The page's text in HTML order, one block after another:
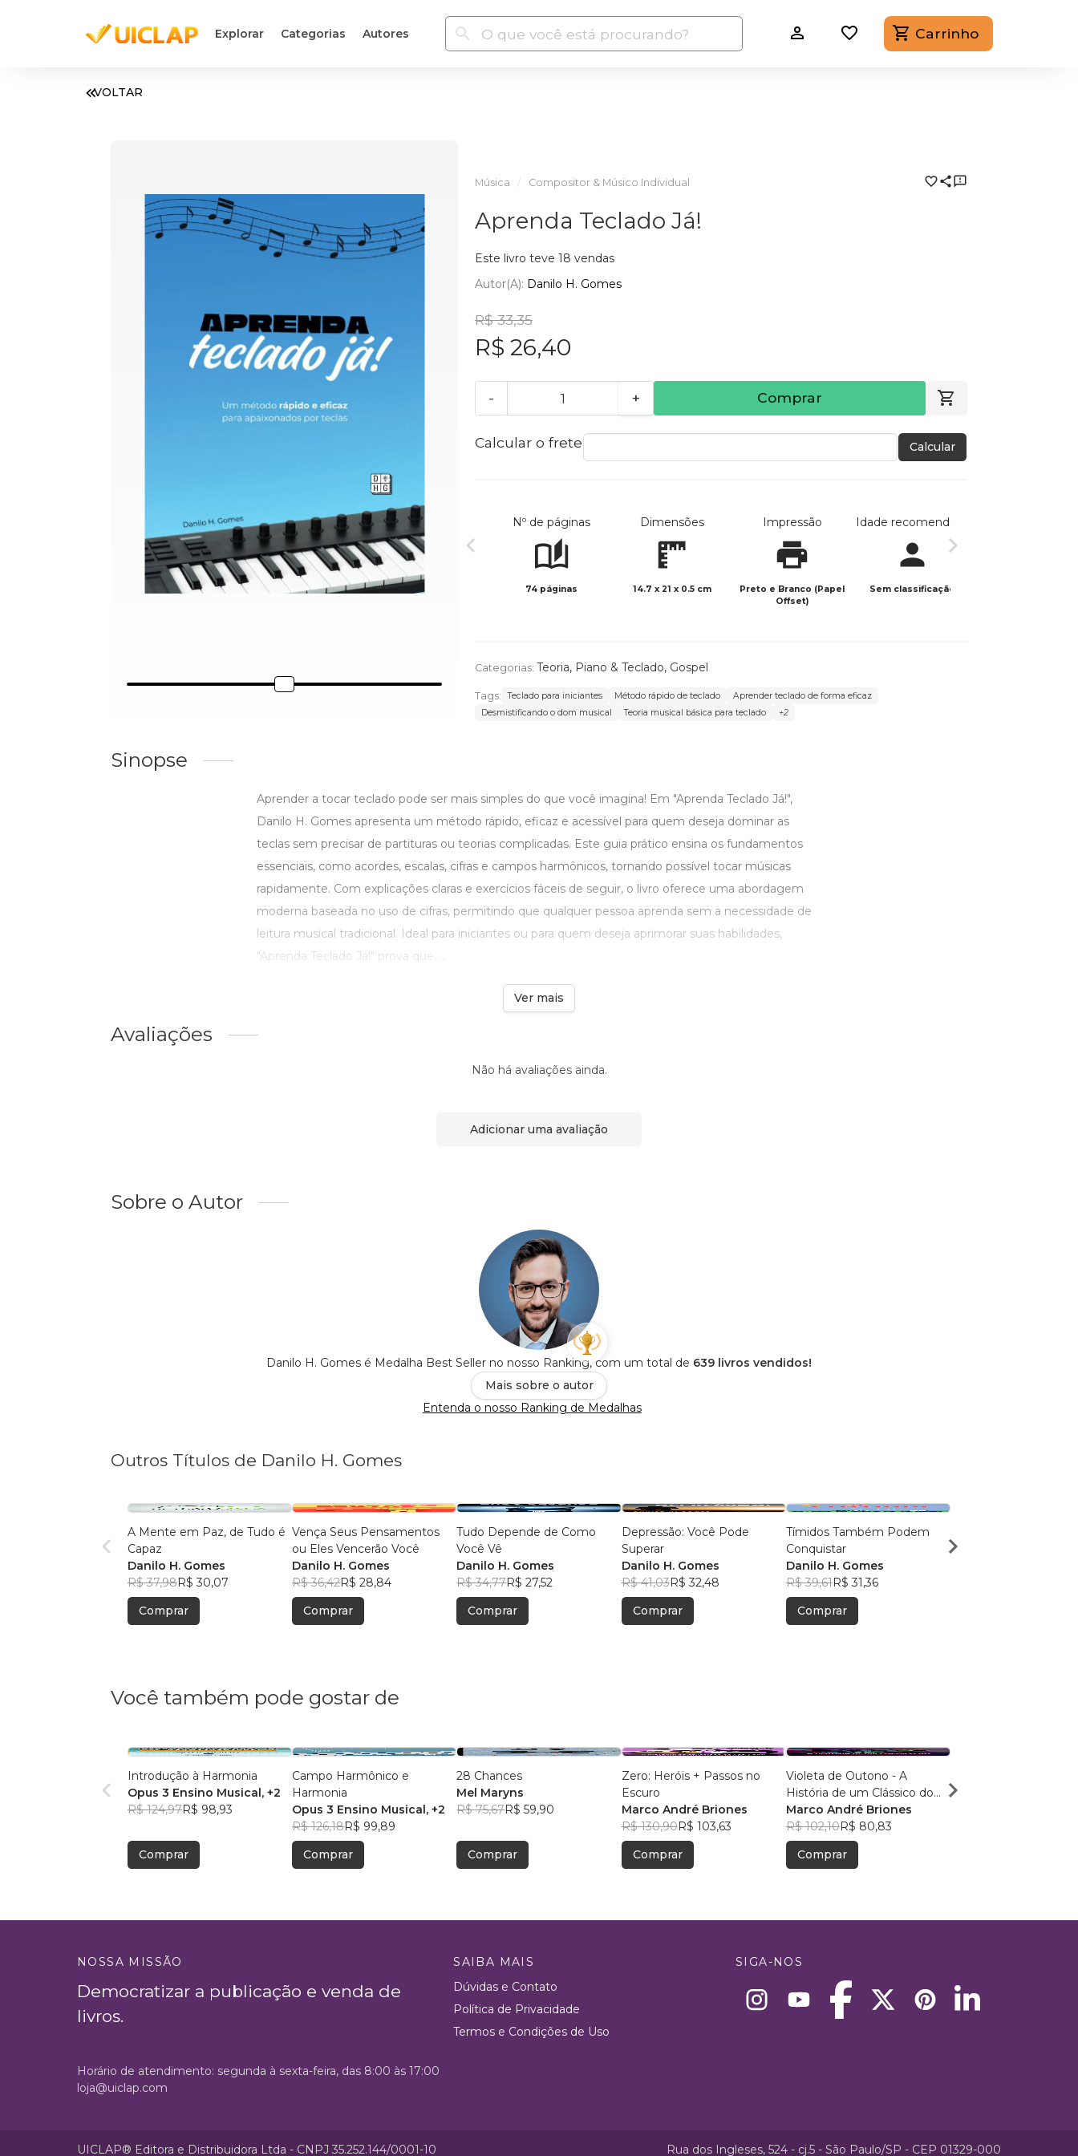
Explorar Categorias Autores Carrinho
VOLTAR
Música Compositor & Músico Individual
Aprenda Teclado Já!
Este livro teve 18 vendas
Autor(a): Danilo H. Gomes
R$ 33,35
R$ 26,40
- + Comprar
Calcular o frete Calcular
Nº de páginas
74 páginas
Dimensões
14.7 x 21 x 0.5 cm
Impressão
Preto e Branco (Papel
Offset)
Idade recomendada
Sem classificação
Categorias: Teoria, Piano & Teclado, Gospel
Tags: Teclado para iniciantes Método rápido de teclado
Aprender teclado de forma eficaz
Desmistificando o dom musical
Teoria musical básica para teclado +2
Sinopse
Aprender a tocar teclado pode ser mais simples do que você imagina! Em "Aprenda Teclado Já!",
Danilo H. Gomes apresenta um método rápido, eficaz e acessível para quem deseja dominar as
teclas sem precisar de partituras ou teorias complicadas. Este guia prático ensina os fundamentos
essenciais, como acordes, escalas, cifras e campos harmônicos, tornando possível tocar músicas
rapidamente. Com explicações claras e exercícios fáceis de seguir, o livro oferece uma abordagem
moderna baseada no uso de cifras, permitindo que qualquer pessoa aprenda sem a necessidade de
leitura musical tradicional. Ideal para iniciantes ou para quem deseja aprimorar suas habilidades,
"Aprenda Teclado Já!" prova que, ...
Ver mais
Avaliações
Não há avaliações ainda.
Adicionar uma avaliação
Sobre o Autor
Danilo H. Gomes é Medalha Best Seller no nosso Ranking, com um total de 639 livros vendidos!
Mais sobre o autor
Entenda o nosso Ranking de Medalhas
Outros Títulos de Danilo H. Gomes
A Mente em Paz, de Tudo é
Capaz
Danilo H. Gomes
R$ 37,98R$ 30,07
Comprar
Vença Seus Pensamentos
ou Eles Vencerão Você
Danilo H. Gomes
R$ 36,42R$ 28,84
Comprar
Tudo Depende de Como
Você Vê
Danilo H. Gomes
R$ 34,77R$ 27,52
Comprar
Depressão: Você Pode
Superar
Danilo H. Gomes
R$ 41,03R$ 32,48
Comprar
Tímidos Também Podem
Conquistar
Danilo H. Gomes
R$ 39,61R$ 31,36
Comprar
Danilo H. Gomes
Você também pode gostar de
Introdução à Harmonia
Opus 3 Ensino Musical, +2
R$ 124,97R$ 98,93
Comprar
Campo Harmônico e
Harmonia
Opus 3 Ensino Musical, +2
R$ 126,18R$ 99,89
Comprar
28 Chances
Mel Maryns
R$ 75,67R$ 59,90
Comprar
Zero: Heróis + Passos no
Escuro
Marco André Briones
R$ 130,90R$ 103,63
Comprar
Violeta de Outono - A
História de um Clássico do
Rock Psicodélico
Marco André Briones
R$ 102,10R$ 80,83
Comprar
Acordes e Arpejos
NOSSA MISSÃO
Democratizar a publicação e venda de
livros.
SAIBA MAIS
Dúvidas e Contato
Política de Privacidade
Termos e Condições de Uso
SIGA-NOS
Horário de atendimento: segunda à sexta-feira, das 8:00 às 17:00
loja@uiclap.com
UICLAP® Editora e Distribuidora Ltda - CNPJ 35.252.144/0001-10 Rua dos Ingleses, 524 - cj.5 - São Paulo/SP - CEP 01329-000